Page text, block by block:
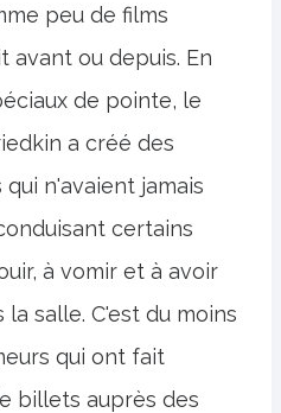
peu de films
avant ou depuis. En
de pointe, le
a créé des
n'avaient jamais
certains
à vomir et à avoir
salle. C'est du moins
qui ont fait
billets auprès des